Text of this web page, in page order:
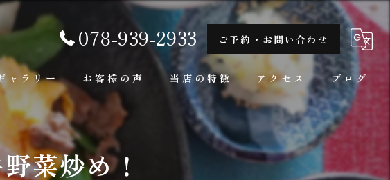
078-939-2933 ご予約・お問い合わせ
ャラリー お客様の声 当店の特徴
隠れ家
アクセス ブログ
菜炒め！